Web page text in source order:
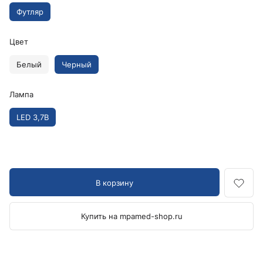
Футляр
Цвет
Белый Черный
Лампа
LED 3,7В
В корзину
Купить на mpamed-shop.ru